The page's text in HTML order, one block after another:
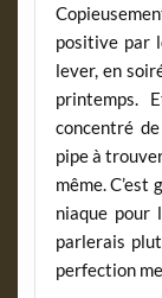
positive par
lever, en
printemps.
concentré
pipe à
même.
niaque pour
parlerais
perfection